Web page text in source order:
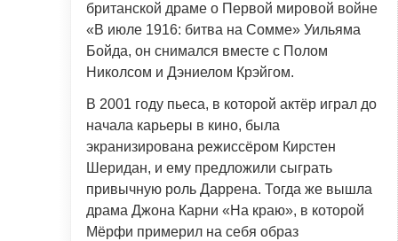
британской драме о Первой мировой войне
«В июле 1916: битва на Сомме» Уильяма
Бойда, он снимался вместе с Полом
Николсом и Дэниелом Крэйгом.
В 2001 году пьеса, в которой актёр играл до
начала карьеры в кино, была
экранизирована режиссёром Кирстен
Шеридан, и ему предложили сыграть
привычную роль Даррена. Тогда же вышла
драма Джона Карни «На краю», в которой
Мёрфи примерил на себя образ